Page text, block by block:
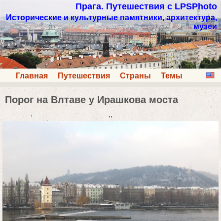
Прага. Путешествия с LPSPhoto
Исторические и культурные памятники, архитектура,
музеи
Главная Путешествия Страны Темы
Порог на Влтаве у Ирашкова моста
..